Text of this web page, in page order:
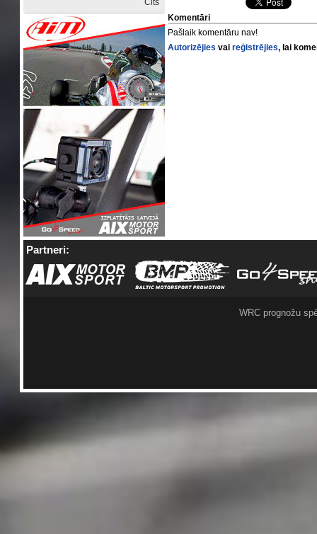
Cits
Komentāri
Pašlaik komentāru nav!
Autorizējies vaireģistrējies, lai
Partneri:
WRC prognožu